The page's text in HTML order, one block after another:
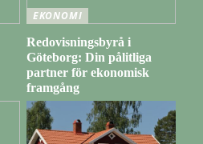
EKONOMI
Redovisningsbyrå i
Göteborg: Din pålitliga
partner för ekonomisk
framgång